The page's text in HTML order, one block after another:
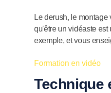
Le derush, le
qu'être un vidéaste
exemple, et vous
Formation en vidéo
Technique